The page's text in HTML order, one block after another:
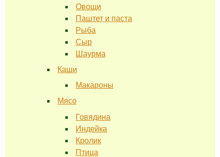
Овощи
Паштет и паста
Рыба
Сыр
Шаурма
Каши
Макароны
Мясо
Говядина
Индейка
Кролик
Птица